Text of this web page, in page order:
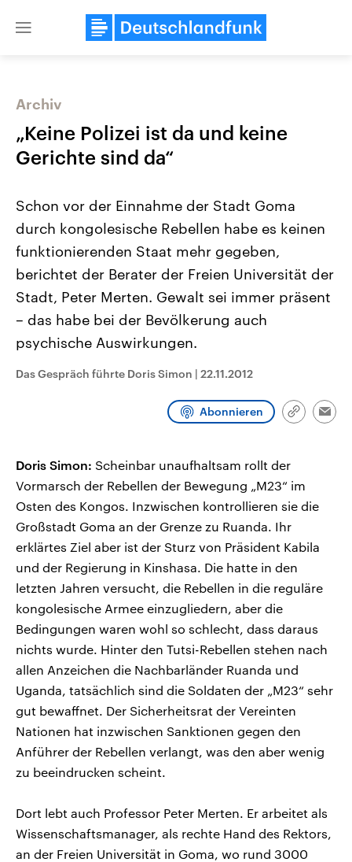
Close
Landtagswahl Sachsen-Anhalt
Alle Informationen
Sachsen-Anhalt wählt am 6.
September 2026 einen neuen
Landtag. Seit 2021 wird das
Bundesland von einer Koalition aus
Umfragen, Prognosen,
und Hintergründe zu den Parteien
und Kandidaten der anstehenden
USA
Hintergründe
Wirtschaftlich und
gehören die Vereinigten
Podcasts
Archiv
„Keine Polizei ist da und keine
Gerichte sind da“
Schon vor der Einnahme der Stadt Goma
durch kongolesische Rebellen habe es keinen
funktionierenden Staat mehr gegeben,
berichtet der Berater der Freien Universität der
Stadt, Peter Merten. Gewalt sei immer präsent
– das habe bei der Bevölkerung auch
psychische Auswirkungen.
Das Gespräch führte Doris Simon | 22.11.2012
Abonnieren
Link
Doris Simon: Scheinbar unaufhaltsam rollt der
Vormarsch der Rebellen der Bewegung „M23“ im
Osten des Kongos. Inzwischen kontrollieren sie die
Großstadt Goma an der Grenze zu Ruanda. Ihr
erklärtes Ziel aber ist der Sturz von Präsident Kabila
und der Regierung in Kinshasa. Die hatte in den
letzten Jahren versucht, die Rebellen in die reguläre
kongolesische Armee einzugliedern, aber die
Bedingungen waren wohl so schlecht, dass daraus
nichts wurde. Hinter den Tutsi-Rebellen stehen nach
allen Anzeichen die Nachbarländer Ruanda und
Uganda, tatsächlich sind die Soldaten der „M23“ sehr
gut bewaffnet. Der Sicherheitsrat der Vereinten
Nationen hat inzwischen Sanktionen gegen den
Anführer der Rebellen verlangt, was den aber wenig
zu beeindrucken scheint.
Dort lebt auch Professor Peter Merten. Er arbeitet als
Wissenschaftsmanager, als rechte Hand des Rektors,
an der Freien Universität in Goma, wo rund 3000